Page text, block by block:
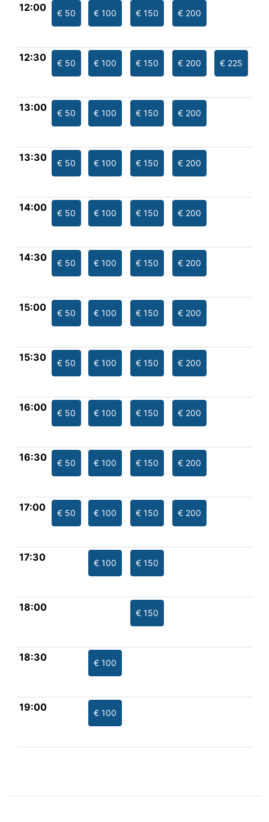
12:00 € 50 € 100 € 150 € 200
12:30 € 50 € 100 € 150 € 200 € 225
13:00 € 50 € 100 € 150 € 200
13:30 € 50 € 100 € 150 € 200
14:00 € 50 € 100 € 150 € 200
14:30 € 50 € 100 € 150 € 200
15:00 € 50 € 100 € 150 € 200
15:30 € 50 € 100 € 150 € 200
16:00 € 50 € 100 € 150 € 200
16:30 € 50 € 100 € 150 € 200
17:00 € 50 € 100 € 150 € 200
17:30 € 100 € 150
18:00 € 150
18:30 € 100
19:00 € 100